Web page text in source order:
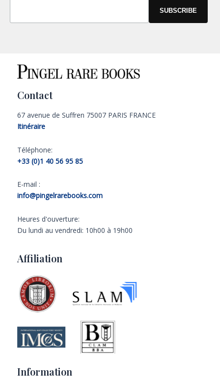
Contact
67 avenue de Suffren 75007 PARIS FRANCE
Itinéraire
Téléphone:
+33 (0)1 40 56 95 85
E-mail :
info@pingelrarebooks.com
Heures d'ouverture:
Du lundi au vendredi: 10h00 à 19h00
Affiliation
Information